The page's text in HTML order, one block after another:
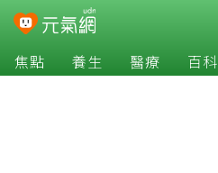
焦點 養生 醫療 百科